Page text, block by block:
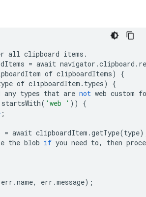
all clipboard items .
= await navigator .clipboard .
of clipboardItems)
{
of clipboardItem . types)
{
any types that are not web custom
startsWith( 'web ' ))
{
;
= await clipboardItem .getType(type
the blob if you need to, then
err .name, err .message);